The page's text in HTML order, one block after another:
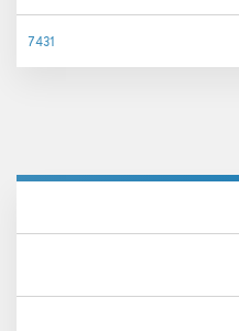
7431